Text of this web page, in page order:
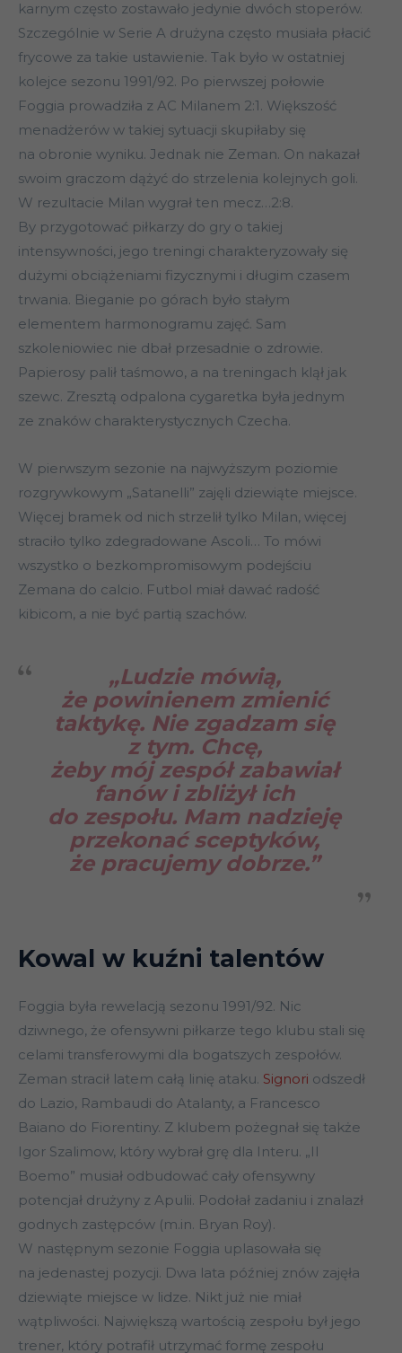
karnym często zostawało jedynie dwóch stoperów.
Szczególnie w Serie A drużyna często musiała płacić
frycowe za takie ustawienie. Tak było w ostatniej
kolejce sezonu 1991/92. Po pierwszej połowie
Foggia prowadziła z AC Milanem 2:1. Większość
menadżerów w takiej sytuacji skupiłaby się
na obronie wyniku. Jednak nie Zeman. On nakazał
swoim graczom dążyć do strzelenia kolejnych goli.
W rezultacie Milan wygrał ten mecz…2:8.
By przygotować piłkarzy do gry o takiej
intensywności, jego treningi charakteryzowały się
dużymi obciążeniami fizycznymi i długim czasem
trwania. Bieganie po górach było stałym
elementem harmonogramu zajęć. Sam
szkoleniowiec nie dbał przesadnie o zdrowie.
Papierosy palił taśmowo, a na treningach klął jak
szewc. Zresztą odpalona cygaretka była jednym
ze znaków charakterystycznych Czecha.
W pierwszym sezonie na najwyższym poziomie
rozgrywkowym „Satanelli” zajęli dziewiąte miejsce.
Więcej bramek od nich strzelił tylko Milan, więcej
straciło tylko zdegradowane Ascoli… To mówi
wszystko o bezkompromisowym podejściu
Zemana do calcio. Futbol miał dawać radość
kibicom, a nie być partią szachów.
„Ludzie mówią,
że powinienem zmienić
taktykę. Nie zgadzam się
z tym. Chcę,
żeby mój zespół zabawiał
fanów i zbliżył ich
do zespołu. Mam nadzieję
przekonać sceptyków,
że pracujemy dobrze.”
Kowal w kuźni talentów
Foggia była rewelacją sezonu 1991/92. Nic
dziwnego, że ofensywni piłkarze tego klubu stali się
celami transferowymi dla bogatszych zespołów.
Zeman stracił latem całą linię ataku. Signori odszedł
do Lazio, Rambaudi do Atalanty, a Francesco
Baiano do Fiorentiny. Z klubem pożegnał się także
Igor Szalimow, który wybrał grę dla Interu. „Il
Boemo” musiał odbudować cały ofensywny
potencjał drużyny z Apulii. Podołał zadaniu i znalazł
godnych zastępców (m.in. Bryan Roy).
W następnym sezonie Foggia uplasowała się
na jedenastej pozycji. Dwa lata później znów zajęła
dziewiąte miejsce w lidze. Nikt już nie miał
wątpliwości. Największą wartością zespołu był jego
trener, który potrafił utrzymać formę zespołu